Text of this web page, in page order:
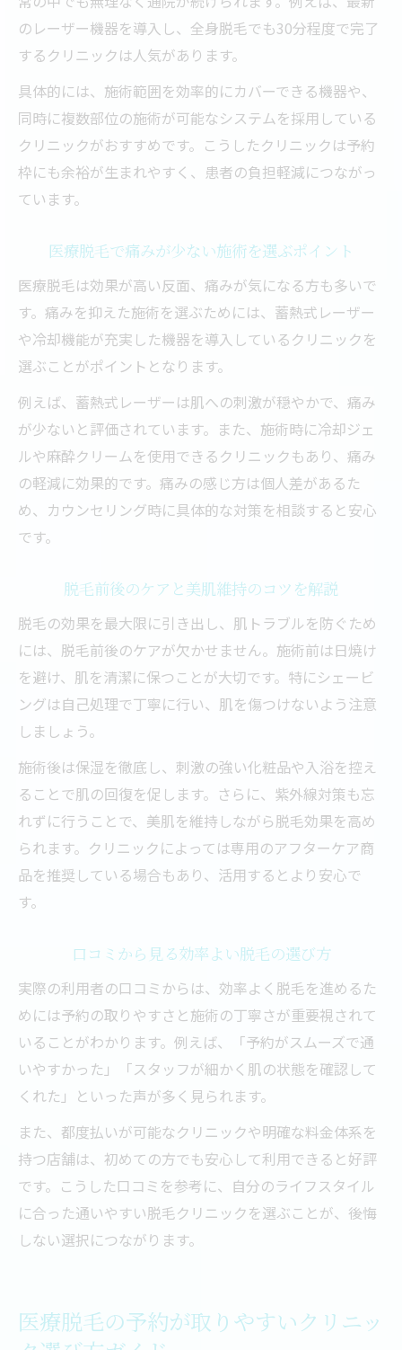
のレーザー機器を導入し、全身脱毛でも30分程度で完了
するクリニックは人気があります。
具体的には、施術範囲を効率的にカバーできる機器や、
同時に複数部位の施術が可能なシステムを採用している
クリニックがおすすめです。こうしたクリニックは予約
枠にも余裕が生まれやすく、患者の負担軽減につながっ
ています。
医療脱毛で痛みが少ない施術を選ぶポイント
医療脱毛は効果が高い反面、痛みが気になる方も多いで
す。痛みを抑えた施術を選ぶためには、蓄熱式レーザー
や冷却機能が充実した機器を導入しているクリニックを
選ぶことがポイントとなります。
例えば、蓄熱式レーザーは肌への刺激が穏やかで、痛み
が少ないと評価されています。また、施術時に冷却ジェ
ルや麻酔クリームを使用できるクリニックもあり、痛み
の軽減に効果的です。痛みの感じ方は個人差があるた
め、カウンセリング時に具体的な対策を相談すると安心
です。
脱毛前後のケアと美肌維持のコツを解説
脱毛の効果を最大限に引き出し、肌トラブルを防ぐため
には、脱毛前後のケアが欠かせません。施術前は日焼け
を避け、肌を清潔に保つことが大切です。特にシェービ
ングは自己処理で丁寧に行い、肌を傷つけないよう注意
しましょう。
施術後は保湿を徹底し、刺激の強い化粧品や入浴を控え
ることで肌の回復を促します。さらに、紫外線対策も忘
れずに行うことで、美肌を維持しながら脱毛効果を高め
られます。クリニックによっては専用のアフターケア商
品を推奨している場合もあり、活用するとより安心で
す。
口コミから見る効率よい脱毛の選び方
実際の利用者の口コミからは、効率よく脱毛を進めるた
めには予約の取りやすさと施術の丁寧さが重要視されて
いることがわかります。例えば、「予約がスムーズで通
いやすかった」「スタッフが細かく肌の状態を確認して
くれた」といった声が多く見られます。
また、都度払いが可能なクリニックや明確な料金体系を
持つ店舗は、初めての方でも安心して利用できると好評
です。こうした口コミを参考に、自分のライフスタイル
に合った通いやすい脱毛クリニックを選ぶことが、後悔
しない選択につながります。
医療脱毛の予約が取りやすいクリニッ